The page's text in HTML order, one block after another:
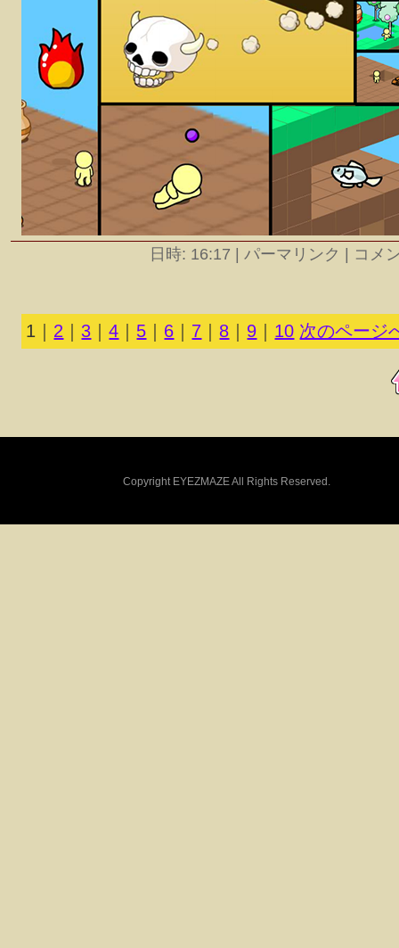
日時: 16:17 | パーマリンク | コメ
1 2 3 ｜4 5 6 7 8 9 10 次のページ
Copyright EYEZMAZE All Rights Reserved.